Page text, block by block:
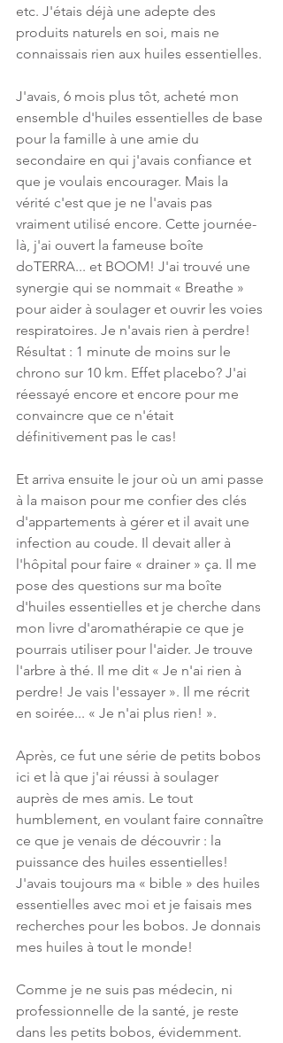
etc. J'étais déjà une adepte des
produits naturels en soi, mais ne
connaissais rien aux huiles essentielles.
J'avais, 6 mois plus tôt, acheté mon
ensemble d'huiles essentielles de base
pour la famille à une amie du
secondaire en qui j'avais confiance et
que je voulais encourager. Mais la
vérité c'est que je ne l'avais pas
vraiment utilisé encore. Cette journée-
là, j'ai ouvert la fameuse boîte
doTERRA... et BOOM! J'ai trouvé une
synergie qui se nommait « Breathe »
pour aider à soulager et ouvrir les voies
respiratoires. Je n'avais rien à perdre!
Résultat : 1 minute de moins sur le
chrono sur 10 km. Effet placebo? J'ai
réessayé encore et encore pour me
convaincre que ce n'était
définitivement pas le cas!
Et arriva ensuite le jour où un ami passe
à la maison pour me confier des clés
d'appartements à gérer et il avait une
infection au coude. Il devait aller à
l'hôpital pour faire « drainer » ça. Il me
pose des questions sur ma boîte
d'huiles essentielles et je cherche dans
mon livre d'aromathérapie ce que je
pourrais utiliser pour l'aider. Je trouve
l'arbre à thé. Il me dit « Je n'ai rien à
perdre! Je vais l'essayer ». Il me récrit
en soirée... « Je n'ai plus rien! ».
Après, ce fut une série de petits bobos
ici et là que j'ai réussi à soulager
auprès de mes amis. Le tout
humblement, en voulant faire connaître
ce que je venais de découvrir : la
puissance des huiles essentielles!
J'avais toujours ma « bible » des huiles
essentielles avec moi et je faisais mes
recherches pour les bobos. Je donnais
mes huiles à tout le monde!
Comme je ne suis pas médecin, ni
professionnelle de la santé, je reste
dans les petits bobos, évidemment.